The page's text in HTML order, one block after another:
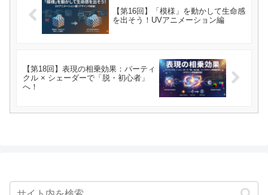
【第16回】「模様」を動かして生命感
を出そう！UVアニメーション編
【第18回】表現の相乗効果：パーティ
クル × シェーダーで「脱・初心者」
へ！